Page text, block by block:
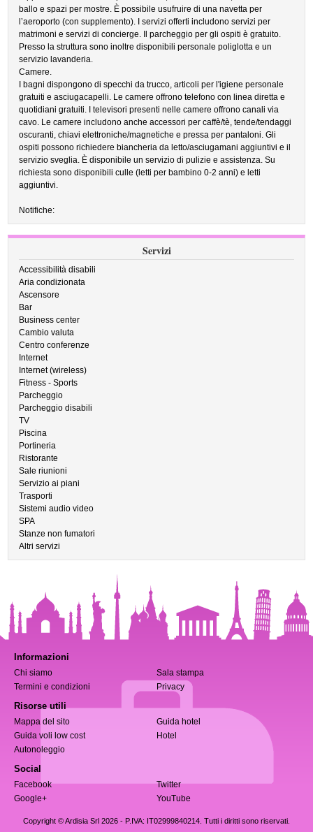
ballo e spazi per mostre. È possibile usufruire di una navetta per
l’aeroporto (con supplemento). I servizi offerti includono servizi per
matrimoni e servizi di concierge. Il parcheggio per gli ospiti è gratuito.
Presso la struttura sono inoltre disponibili personale poliglotta e un
servizio lavanderia.
Camere.
I bagni dispongono di specchi da trucco, articoli per l'igiene personale
gratuiti e asciugacapelli. Le camere offrono telefono con linea diretta e
quotidiani gratuiti. I televisori presenti nelle camere offrono canali via
cavo. Le camere includono anche accessori per caffè/tè, tende/tendaggi
oscuranti, chiavi elettroniche/magnetiche e pressa per pantaloni. Gli
ospiti possono richiedere biancheria da letto/asciugamani aggiuntivi e il
servizio sveglia. È disponibile un servizio di pulizie e assistenza. Su
richiesta sono disponibili culle (letti per bambino 0-2 anni) e letti
aggiuntivi.
Notifiche:
Servizi
Accessibilità disabili
Aria condizionata
Ascensore
Bar
Business center
Cambio valuta
Centro conferenze
Internet
Internet (wireless)
Fitness - Sports
Parcheggio
Parcheggio disabili
TV
Piscina
Portineria
Ristorante
Sale riunioni
Servizio ai piani
Trasporti
Sistemi audio video
SPA
Stanze non fumatori
Altri servizi
Informazioni
Chi siamo
Sala stampa
Termini e condizioni
Privacy
Risorse utili
Mappa del sito
Guida hotel
Guida voli low cost
Hotel
Autonoleggio
Social
Facebook
Twitter
Google+
YouTube
Copyright © Ardisia Srl 2026 - P.IVA: IT02999840214. Tutti i diritti sono riservati.